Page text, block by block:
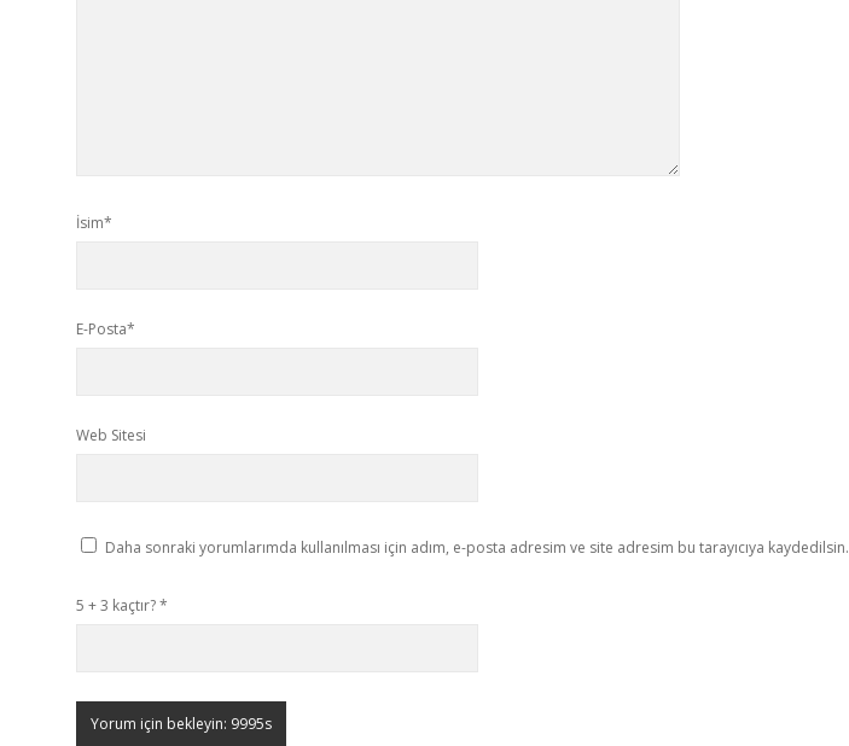
İsim*
E-Posta*
Web Sitesi
Daha sonraki yorumlarımda kullanılması için adım, e-posta adresim ve site adresim bu tarayıcıya kaydedilsin.
5 + 3 kaçtır?*